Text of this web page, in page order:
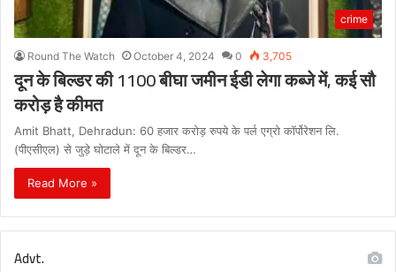
crime
Round The Watch October 4, 2024 0 3,705
दून के बिल्डर की 1100 बीघा जमीन ईडी लेगा कब्जे में, कई सौ
करोड़ है कीमत
Amit Bhatt, Dehradun: 60 हजार करोड़ रुपये के पर्ल एग्रो कॉर्पोरेशन लि.
(पीएसीएल) से जुड़े घोटाले में दून के बिल्डर…
Read More »
Advt.